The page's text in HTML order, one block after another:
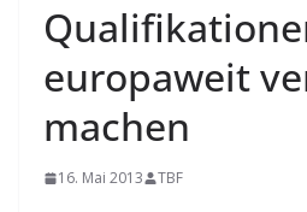
europaweit
machen
16. Mai 2013 TBF